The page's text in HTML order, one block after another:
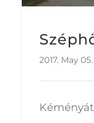
2017. May 05.